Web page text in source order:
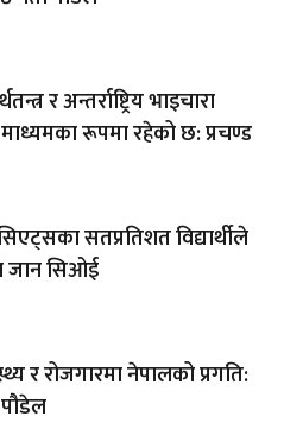
र अन्तर्राष्ट्रिय भाइचारा
रूपमा रहेको छ: प्रचण्ड
सतप्रतिशत विद्यार्थीले
जान सिओई
र रोजगारमा नेपालको प्रगति:
पौडेल